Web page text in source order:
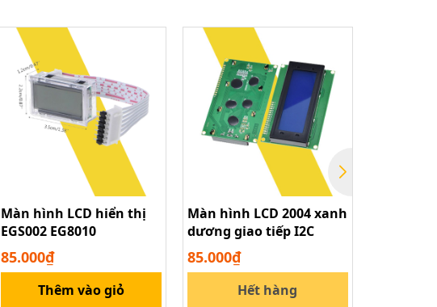
Màn hình LCD hiển thị
EGS002 EG8010
85.000₫
Thêm vào giỏ
Màn hình LCD 2004 xanh
dương giao tiếp I2C
85.000₫
Hết hàng